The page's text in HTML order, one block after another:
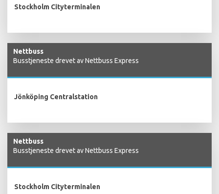
Stockholm Cityterminalen
Nettbuss
Busstjeneste drevet av Nettbuss Express
Jönköping Centralstation
Nettbuss
Busstjeneste drevet av Nettbuss Express
Stockholm Cityterminalen